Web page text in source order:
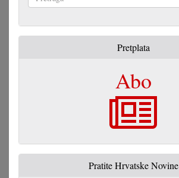
Pretplata
Abo
Pratite Hrvatske Novine